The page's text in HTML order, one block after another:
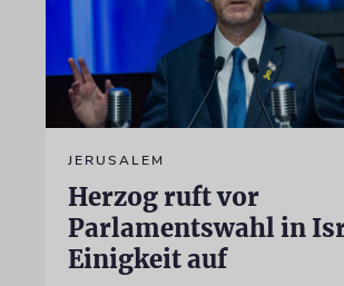
JERUSALEM
Herzog ruft vor
Parlamentswahl in
Einigkeit auf